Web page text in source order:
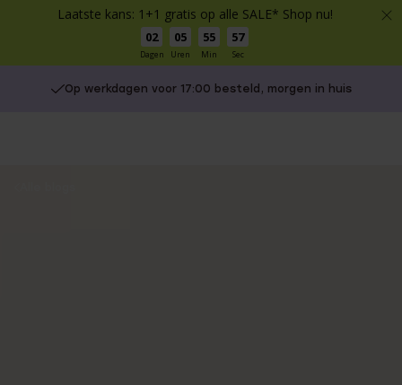
Laatste kans: 1+1 gratis op alle SALE* Shop nu!
02
Dagen
05
Uren
55
Min
56
Sec
Gratis verzending vanaf €49